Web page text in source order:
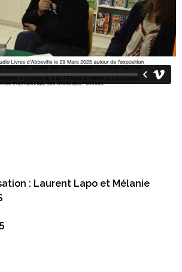
: Laurent Lapo et Mélanie